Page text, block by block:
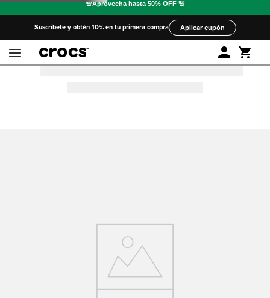
Suscríbete y obtén 10% en tu primera compra Aplicar cupón